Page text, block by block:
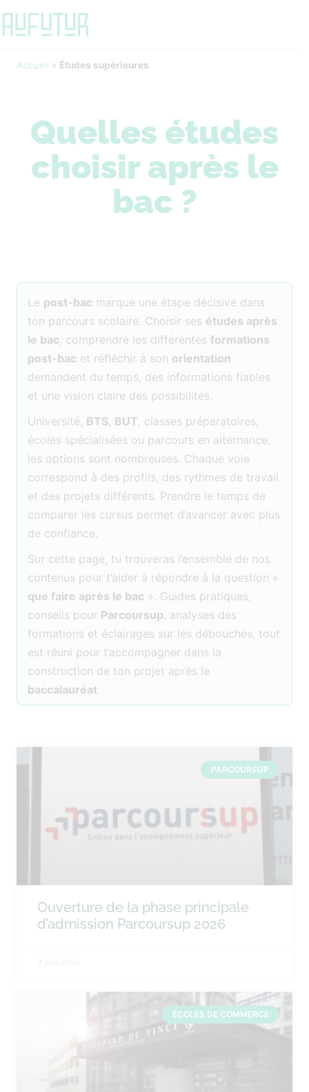
Accueil » Études supérieures
Quelles études
choisir après le
bac ?
Le post-bac marque une étape décisive dans
ton parcours scolaire. Choisir ses études après
le bac, comprendre les différentes formations
post-bac et réfléchir à son orientation
demandent du temps, des informations fiables
et une vision claire des possibilités.
Université, BTS, BUT, classes préparatoires,
écoles spécialisées ou parcours en alternance,
les options sont nombreuses. Chaque voie
correspond à des profils, des rythmes de travail
et des projets différents. Prendre le temps de
comparer les cursus permet d’avancer avec plus
de confiance.
Sur cette page, tu trouveras l’ensemble de nos
contenus pour t’aider à répondre à la question «
que faire après le bac ». Guides pratiques,
conseils pour Parcoursup, analyses des
formations et éclairages sur les débouchés, tout
est réuni pour t’accompagner dans la
construction de ton projet après le
baccalauréat.
PARCOURSUP
Ouverture de la phase principale
d’admission Parcoursup 2026
ÉCOLES DE COMMERCE